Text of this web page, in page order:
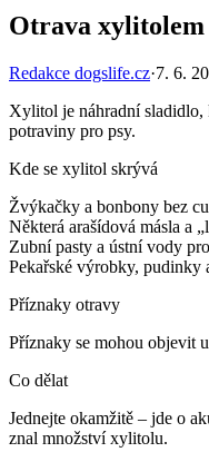
Otrava xylitolem
Redakce dogslife.cz·7. 6.
Xylitol je náhradní sladidlo,
potraviny pro psy.
Kde se xylitol skrývá
Žvýkačky a bonbony bez
Některá arašídová másla a
Zubní pasty a ústní vody
Pekařské výrobky, pudinky
Příznaky otravy
Příznaky se mohou objevit
Co dělat
Jednejte okamžitě – jde o
znal množství xylitolu.